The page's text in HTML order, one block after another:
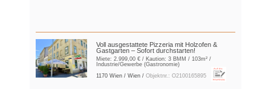
Voll ausgestattete Pizzeria mit Holzofen &
Gastgarten – Sofort durchstarten!
Miete: 2.999,00 € / Kaution: 3 BMM / 103m² /
Industrie/Gewerbe (Gastronomie)
1170 Wien / Wien / Objektnr.: O2100165895